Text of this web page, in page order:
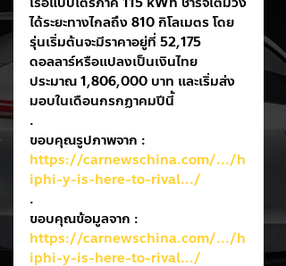
ได้ระยะทางไกลถึง 810 กิโลเมตร โดย
รุ่นเริ่มต้นจะมีราคาอยู่ที่ 52,175
ดอลลาร์หรือแปลงเป็นเงินไทย
ประมาณ 1,806,000 บาท และเริ่มส่ง
มอบในเดือนกรกฏาคมปีนี้
.
ขอบคุณรูปภาพจาก :
https://carnewschina.com/.../h
iphi-y-is-here-to-rival.../
.
ขอบคุณข้อมูลจาก :
https://carnewschina.com/.../h
iphi-y-is-here-to-rival.../